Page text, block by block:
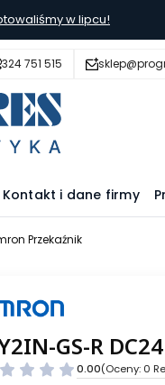
w lipcu!
324 751 515
Kontakt i dane firmy
Przekaźnik
GS-R
0.00(Oceny: 0